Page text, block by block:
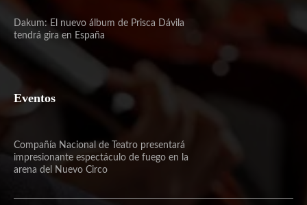
Dakum: El nuevo álbum de Prisca Dávila
tendrá gira en España
Eventos
Compañía Nacional de Teatro presentará
impresionante espectáculo de fuego en la
arena del Nuevo Circo